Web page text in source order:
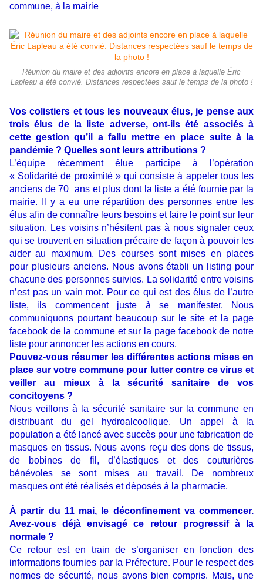
commune, à la mairie
Réunion du maire et des adjoints encore en place à laquelle Éric
Lapleau a été convié. Distances respectées sauf le temps de la photo !
Vos colistiers et tous les nouveaux élus, je pense aux
trois élus de la liste adverse, ont-ils été associés à
cette gestion qu’il a fallu mettre en place suite à la
pandémie ? Quelles sont leurs attributions ?
L’équipe récemment élue participe à l’opération
« Solidarité de proximité » qui consiste à appeler tous les
anciens de 70 ans et plus dont la liste a été fournie par la
mairie. Il y a eu une répartition des personnes entre les
élus afin de connaître leurs besoins et faire le point sur leur
situation. Les voisins n’hésitent pas à nous signaler ceux
qui se trouvent en situation précaire de façon à pouvoir les
aider au maximum. Des courses sont mises en places
pour plusieurs anciens. Nous avons établi un listing pour
chacune des personnes suivies. La solidarité entre voisins
n’est pas un vain mot. Pour ce qui est des élus de l’autre
liste, ils commencent juste à se manifester. Nous
communiquons pourtant beaucoup sur le site et la page
facebook de la commune et sur la page facebook de notre
liste pour annoncer les actions en cours.
Pouvez-vous résumer les différentes actions mises en
place sur votre commune pour lutter contre ce virus et
veiller au mieux à la sécurité sanitaire de vos
concitoyens ?
Nous veillons à la sécurité sanitaire sur la commune en
distribuant du gel hydroalcoolique. Un appel à la
population a été lancé avec succès pour une fabrication de
masques en tissus. Nous avons reçu des dons de tissus,
de bobines de fil, d’élastiques et des couturières
bénévoles se sont mises au travail. De nombreux
masques ont été réalisés et déposés à la pharmacie.
À partir du 11 mai, le déconfinement va commencer.
Avez-vous déjà envisagé ce retour progressif à la
normale ?
Ce retour est en train de s’organiser en fonction des
informations fournies par la Préfecture. Pour le respect des
normes de sécurité, nous avons bien compris. Mais, une